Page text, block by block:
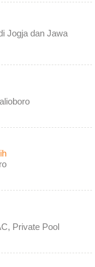
Jogja dan Jawa
Private Pool